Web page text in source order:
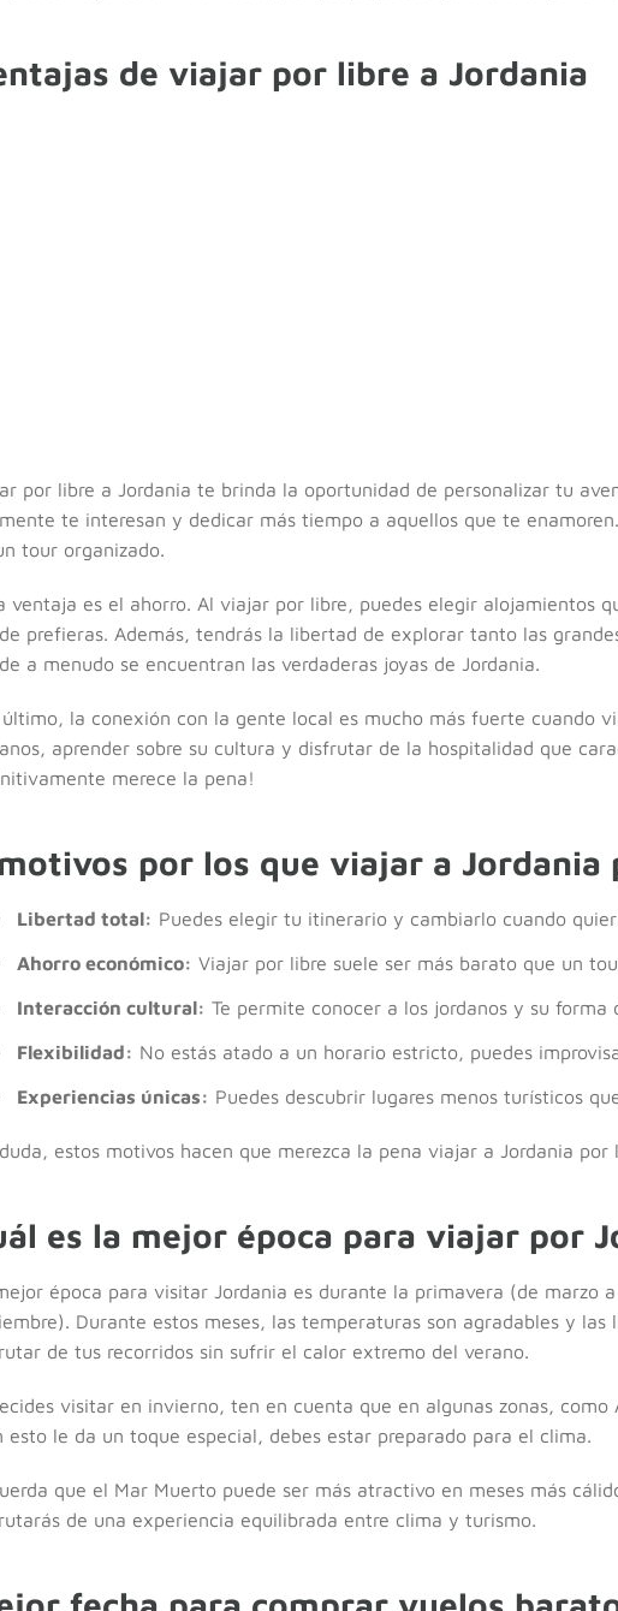
de viajar por libre a Jordania
por libre a Jordania te brinda la oportunidad de personalizar tu
te interesan y dedicar más tiempo a aquellos que te
tour organizado.
ventaja es el ahorro. Al viajar por libre, puedes elegir alojamientos
prefieras. Además, tendrás la libertad de explorar tanto las
a menudo se encuentran las verdaderas joyas de Jordania.
último, la conexión con la gente local es mucho más fuerte cuando
aprender sobre su cultura y disfrutar de la hospitalidad que
merece la pena!
por los que viajar a Jordania
Libertad total: Puedes elegir tu itinerario y cambiarlo cuando
Ahorro económico: Viajar por libre suele ser más barato que un
Interacción cultural: Te permite conocer a los jordanos y su forma
Flexibilidad: No estás atado a un horario estricto, puedes
Experiencias únicas: Puedes descubrir lugares menos turísticos
estos motivos hacen que merezca la pena viajar a Jordania
es la mejor época para viajar por
época para visitar Jordania es durante la primavera (de marzo
Durante estos meses, las temperaturas son agradables y
de tus recorridos sin sufrir el calor extremo del verano.
visitar en invierno, ten en cuenta que en algunas zonas,
esto le da un toque especial, debes estar preparado para el clima.
que el Mar Muerto puede ser más atractivo en meses más
de una experiencia equilibrada entre clima y turismo.